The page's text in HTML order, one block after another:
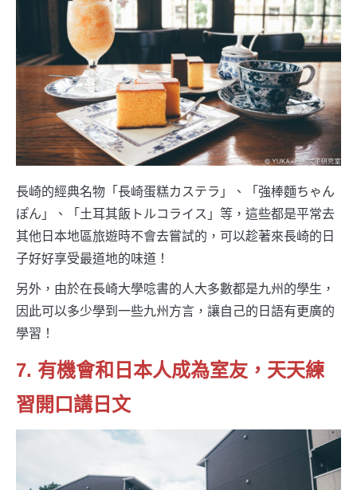
長崎的經典名物「長崎蛋糕カステラ」、「強棒麵ちゃん
ぽん」、「土耳其飯トルコライス」等，這些都是平常去
其他日本地區旅遊時不會去嘗試的，可以趁著來長崎的日
子好好享受最道地的味道！
另外，由於在長崎大學唸書的人大多數都是九州的學生，
因此可以多少學到一些九州方言，讓自己的日語有更廣的
學習！
7. 有機會和日本人成為室友，天天練
習開口講日文